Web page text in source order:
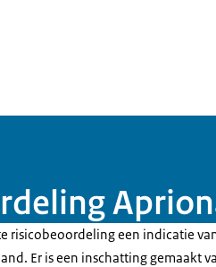
risicobeoordeling een indicatie
Er is een inschatting gemaakt